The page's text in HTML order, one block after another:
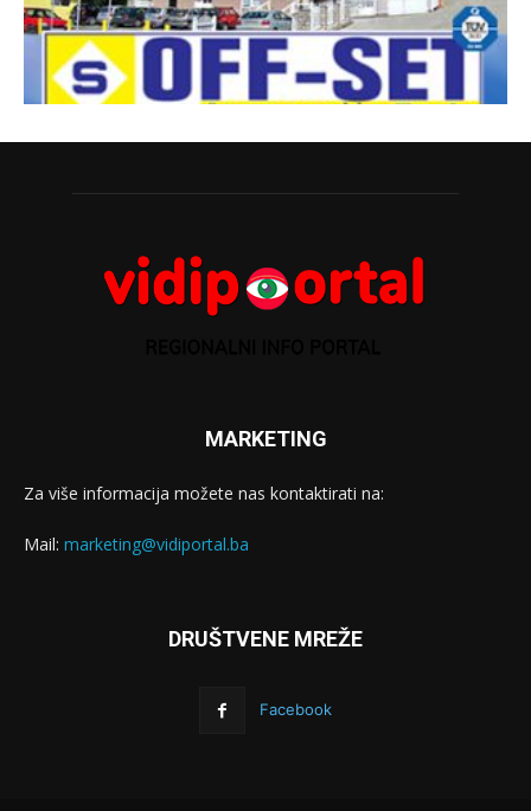
MARKETING
Za više informacija možete nas kontaktirati na:
Mail: marketing@vidiportal.ba
DRUŠTVENE MREŽE
Facebook